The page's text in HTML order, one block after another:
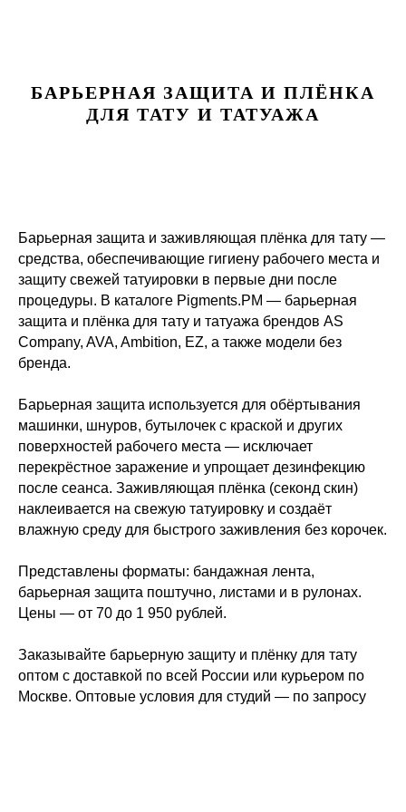
БАРЬЕРНАЯ ЗАЩИТА И ПЛЁНКА
ДЛЯ ТАТУ И ТАТУАЖА
Барьерная защита и заживляющая плёнка для тату —
средства, обеспечивающие гигиену рабочего места и
защиту свежей татуировки в первые дни после
процедуры. В каталоге Pigments.PM — барьерная
защита и плёнка для тату и татуажа брендов AS
Company, AVA, Ambition, EZ, а также модели без
бренда.
Барьерная защита используется для обёртывания
машинки, шнуров, бутылочек с краской и других
поверхностей рабочего места — исключает
перекрёстное заражение и упрощает дезинфекцию
после сеанса. Заживляющая плёнка (секонд скин)
наклеивается на свежую татуировку и создаёт
влажную среду для быстрого заживления без корочек.
Представлены форматы: бандажная лента,
барьерная защита поштучно, листами и в рулонах.
Цены — от 70 до 1 950 рублей.
Заказывайте барьерную защиту и плёнку для тату
оптом с доставкой по всей России или курьером по
Москве. Оптовые условия для студий — по запросу